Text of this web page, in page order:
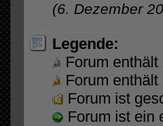
(6. Dezember
Legende:
Forum
Forum
Forum ist
Forum ist ein